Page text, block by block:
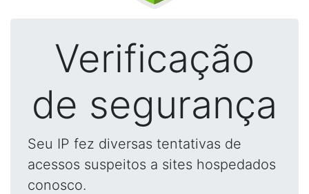
Verificação
de segurança
Seu IP fez diversas tentativas de
acessos suspeitos a sites hospedados
conosco.